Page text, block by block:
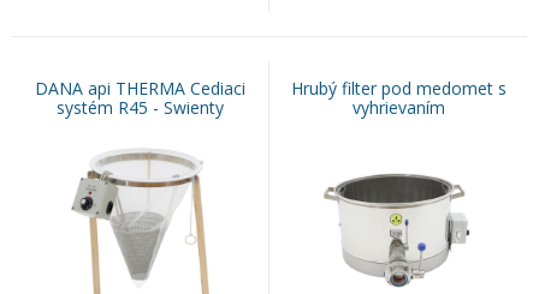
DANA api THERMA Cediaci
systém R45 - Swienty
Hrubý filter pod medomet s
vyhrievaním